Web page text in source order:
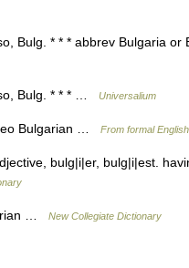
Bulg. * * * abbrev Bulgaria or
Bulg. * * * … Universalium
Bulgarian … From formal
bulg|i|er, bulg|i|est.
… New Collegiate Dictionary